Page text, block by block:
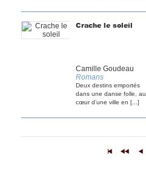
Crache le soleil
Camille Goudeau
Romans
Deux destins emportés
dans une danse folle, au
cœur d’une ville en [...]